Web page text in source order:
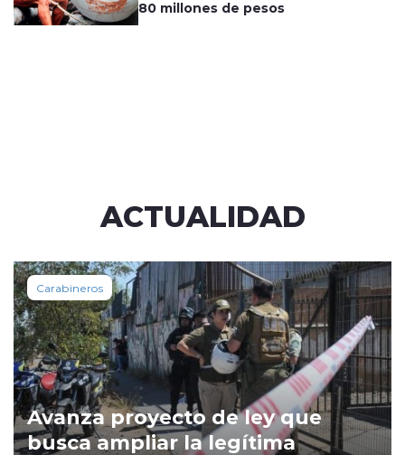
80 millones de pesos
ACTUALIDAD
Carabineros
Avanza proyecto de ley que
busca ampliar la legítima